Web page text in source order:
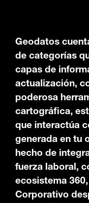
Geodatos
de categorías
capas de
actualización,
poderosa
cartográfica,
que interactúa
generada en tu
hecho de
fuerza laboral,
ecosistema
Corporativo